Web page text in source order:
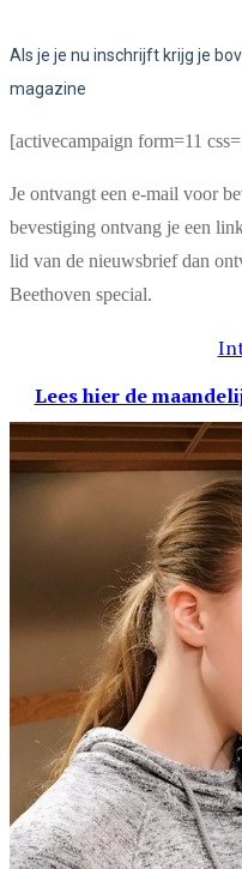
Als je je nu inschrijft krijg je
magazine
[activecampaign form=11
Je ontvangt een e-mail voor
bevestiging ontvang je een
lid van de nieuwsbrief dan
Beethoven special.
Lees hier de